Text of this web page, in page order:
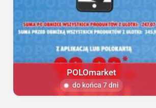
POLOmarket
do końca 7 dni